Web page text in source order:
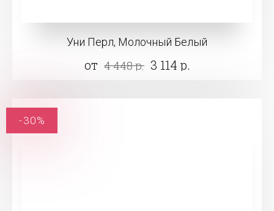
Уни Перл, Молочный Белый
от 4 448 р. 3 114 р.
-30%